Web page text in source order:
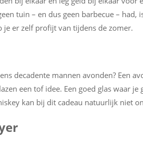
tuin – en dus geen barbecue – had,
je er zelf profijt van tijdens de zomer.
decadente mannen avonden? Een
een tof idee. Een goed glas waar
kan bij dit cadeau natuurlijk niet